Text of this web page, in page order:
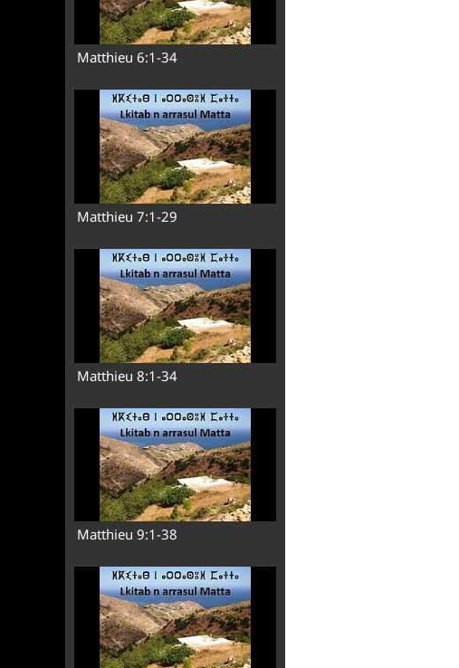
Matthieu 6:1-34
Matthieu 7:1-29
Matthieu 8:1-34
Matthieu 9:1-38